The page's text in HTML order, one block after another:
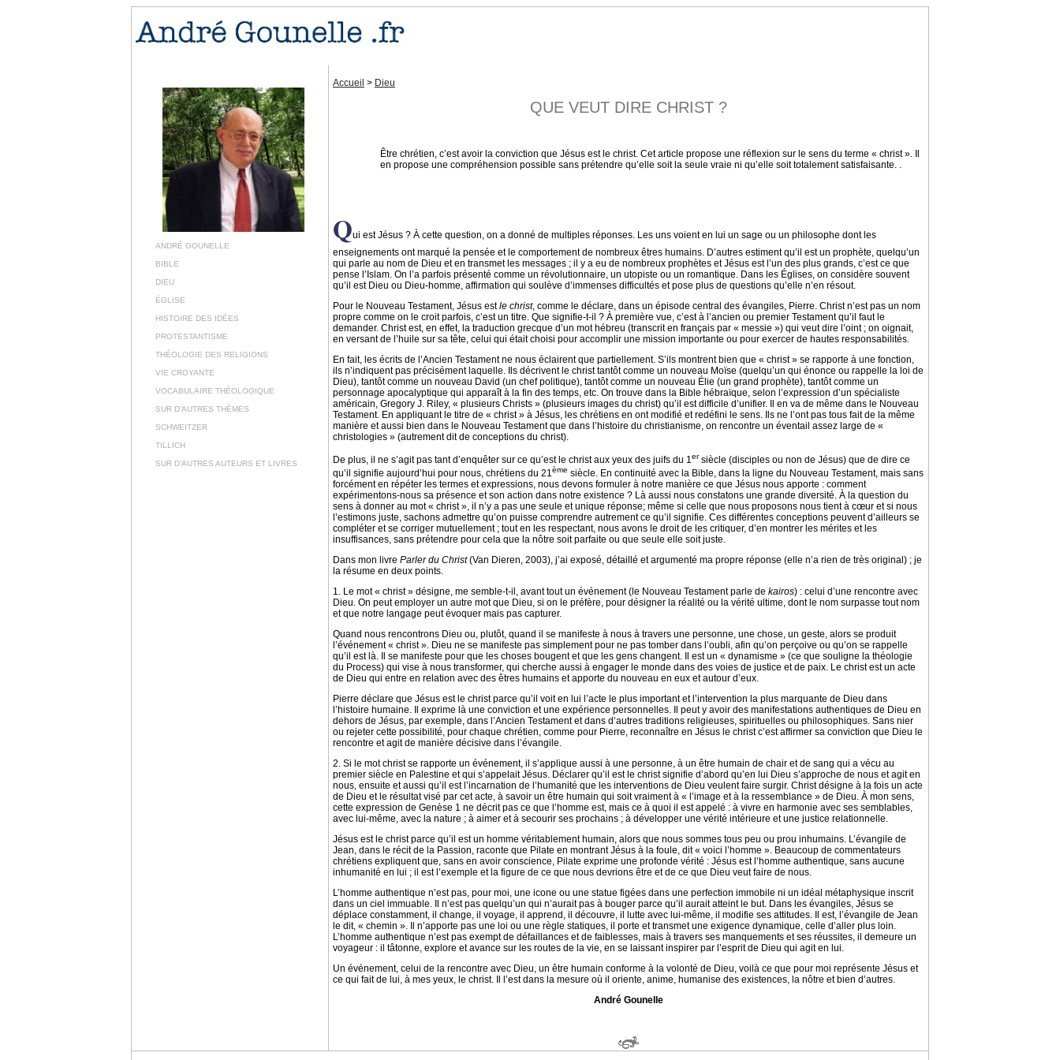
ANDRÉ GOUNELLE
BIBLE
DIEU
ÉGLISE
HISTOIRE DES IDÉES
PROTESTANTISME
THÉOLOGIE DES RELIGIONS
VIE CROYANTE
VOCABULAIRE THÉOLOGIQUE
SUR D’AUTRES THÈMES
SCHWEITZER
TILLICH
SUR D’AUTRES AUTEURS ET LIVRES
Accueil > Dieu
QUE VEUT DIRE CHRIST ?
Être chrétien, c’est avoir la conviction que Jésus est le christ. Cet article propose une réflexion sur le sens du terme « christ ». Il
en propose une compréhension possible sans prétendre qu’elle soit la seule vraie ni qu’elle soit totalement satisfaisante. .
Qui est Jésus ? À cette question, on a donné de multiples réponses. Les uns voient en lui un sage ou un philosophe dont les
enseignements ont marqué la pensée et le comportement de nombreux êtres humains. D’autres estiment qu’il est un prophète, quelqu’un
qui parle au nom de Dieu et en transmet les messages ; il y a eu de nombreux prophètes et Jésus est l’un des plus grands, c’est ce que
pense l’Islam. On l’a parfois présenté comme un révolutionnaire, un utopiste ou un romantique. Dans les Églises, on considère souvent
qu’il est Dieu ou Dieu-homme, affirmation qui soulève d’immenses difficultés et pose plus de questions qu’elle n’en résout.
Pour le Nouveau Testament, Jésus estle christ, comme le déclare, dans un épisode central des évangiles, Pierre. Christ n’est pas un nom
propre comme on le croit parfois, c’est un titre. Que signifie-t-il ? À première vue, c’est à l’ancien ou premier Testament qu’il faut le
demander. Christ est, en effet, la traduction grecque d’un mot hébreu (transcrit en français par « messie ») qui veut dire l’oint ; on oignait,
en versant de l’huile sur sa tête, celui qui était choisi pour accomplir une mission importante ou pour exercer de hautes responsabilités.
En fait, les écrits de l’Ancien Testament ne nous éclairent que partiellement. S’ils montrent bien que « christ » se rapporte à une fonction,
ils n’indiquent pas précisément laquelle. Ils décrivent le christ tantôt comme un nouveau Moïse (quelqu’un qui énonce ou rappelle la loi de
Dieu), tantôt comme un nouveau David (un chef politique), tantôt comme un nouveau Élie (un grand prophète), tantôt comme un
personnage apocalyptique qui apparaît à la fin des temps, etc. On trouve dans la Bible hébraïque, selon l’expression d’un spécialiste
américain, Gregory J. Riley, « plusieurs Christs » (plusieurs images du christ) qu’il est difficile d’unifier. Il en va de même dans le Nouveau
Testament. En appliquant le titre de « christ » à Jésus, les chrétiens en ont modifié et redéfini le sens. Ils ne l’ont pas tous fait de la même
manière et aussi bien dans le Nouveau Testament que dans l’histoire du christianisme, on rencontre un éventail assez large de «
christologies » (autrement dit de conceptions du christ).
De plus, il ne s’agit pas tant d’enquêter sur ce qu’est le christ aux yeux des juifs du 1 ersiècle (disciples ou non de Jésus) que de dire ce
qu’il signifie aujourd’hui pour nous, chrétiens du 21 ème siècle. En continuité avec la Bible, dans la ligne du Nouveau Testament, mais sans
forcément en répéter les termes et expressions, nous devons formuler à notre manière ce que Jésus nous apporte : comment
expérimentons-nous sa présence et son action dans notre existence ? Là aussi nous constatons une grande diversité. À la question du
sens à donner au mot « christ », il n’y a pas une seule et unique réponse; même si celle que nous proposons nous tient à cœur et si nous
l’estimons juste, sachons admettre qu’on puisse comprendre autrement ce qu’il signifie. Ces différentes conceptions peuvent d’ailleurs se
compléter et se corriger mutuellement ; tout en les respectant, nous avons le droit de les critiquer, d’en montrer les mérites et les
insuffisances, sans prétendre pour cela que la nôtre soit parfaite ou que seule elle soit juste.
Dans mon livre Parler du Christ(Van Dieren, 2003), j’ai exposé, détaillé et argumenté ma propre réponse (elle n’a rien de très original) ; je
la résume en deux points.
1. Le mot « christ » désigne, me semble-t-il, avant tout un événement (le Nouveau Testament parle de kairos) : celui d’une rencontre avec
Dieu. On peut employer un autre mot que Dieu, si on le préfère, pour désigner la réalité ou la vérité ultime, dont le nom surpasse tout nom
et que notre langage peut évoquer mais pas capturer.
Quand nous rencontrons Dieu ou, plutôt, quand il se manifeste à nous à travers une personne, une chose, un geste, alors se produit
l’événement « christ ». Dieu ne se manifeste pas simplement pour ne pas tomber dans l’oubli, afin qu’on perçoive ou qu’on se rappelle
qu’il est là. Il se manifeste pour que les choses bougent et que les gens changent. Il est un « dynamisme » (ce que souligne la théologie
du Process) qui vise à nous transformer, qui cherche aussi à engager le monde dans des voies de justice et de paix. Le christ est un acte
de Dieu qui entre en relation avec des êtres humains et apporte du nouveau en eux et autour d’eux.
Pierre déclare que Jésus est le christ parce qu’il voit en lui l’acte le plus important et l’intervention la plus marquante de Dieu dans
l’histoire humaine. Il exprime là une conviction et une expérience personnelles. Il peut y avoir des manifestations authentiques de Dieu en
dehors de Jésus, par exemple, dans l’Ancien Testament et dans d’autres traditions religieuses, spirituelles ou philosophiques. Sans nier
ou rejeter cette possibilité, pour chaque chrétien, comme pour Pierre, reconnaître en Jésus le christ c’est affirmer sa conviction que Dieu le
rencontre et agit de manière décisive dans l’évangile.
2. Si le mot christ se rapporte un événement, il s’applique aussi à une personne, à un être humain de chair et de sang qui a vécu au
premier siècle en Palestine et qui s’appelait Jésus. Déclarer qu’il est le christ signifie d’abord qu’en lui Dieu s’approche de nous et agit en
nous, ensuite et aussi qu’il est l’incarnation de l’humanité que les interventions de Dieu veulent faire surgir. Christ désigne à la fois un acte
de Dieu et le résultat visé par cet acte, à savoir un être humain qui soit vraiment à « l’image et à la ressemblance » de Dieu. À mon sens,
cette expression de Genèse 1 ne décrit pas ce que l’homme est, mais ce à quoi il est appelé : à vivre en harmonie avec ses semblables,
avec lui-même, avec la nature ; à aimer et à secourir ses prochains ; à développer une vérité intérieure et une justice relationnelle.
Jésus est le christ parce qu’il est un homme véritablement humain, alors que nous sommes tous peu ou prou inhumains. L’évangile de
Jean, dans le récit de la Passion, raconte que Pilate en montrant Jésus à la foule, dit « voici l’homme ». Beaucoup de commentateurs
chrétiens expliquent que, sans en avoir conscience, Pilate exprime une profonde vérité : Jésus est l’homme authentique, sans aucune
inhumanité en lui ; il est l’exemple et la figure de ce que nous devrions être et de ce que Dieu veut faire de nous.
L’homme authentique n’est pas, pour moi, une icone ou une statue figées dans une perfection immobile ni un idéal métaphysique inscrit
dans un ciel immuable. Il n’est pas quelqu’un qui n’aurait pas à bouger parce qu’il aurait atteint le but. Dans les évangiles, Jésus se
déplace constamment, il change, il voyage, il apprend, il découvre, il lutte avec lui-même, il modifie ses attitudes. Il est, l’évangile de Jean
le dit, « chemin ». Il n’apporte pas une loi ou une règle statiques, il porte et transmet une exigence dynamique, celle d’aller plus loin.
L’homme authentique n’est pas exempt de défaillances et de faiblesses, mais à travers ses manquements et ses réussites, il demeure un
voyageur : il tâtonne, explore et avance sur les routes de la vie, en se laissant inspirer par l’esprit de Dieu qui agit en lui.
Un événement, celui de la rencontre avec Dieu, un être humain conforme à la volonté de Dieu, voilà ce que pour moi représente Jésus et
ce qui fait de lui, à mes yeux, le christ. Il l’est dans la mesure où il oriente, anime, humanise des existences, la nôtre et bien d’autres.
André Gounelle